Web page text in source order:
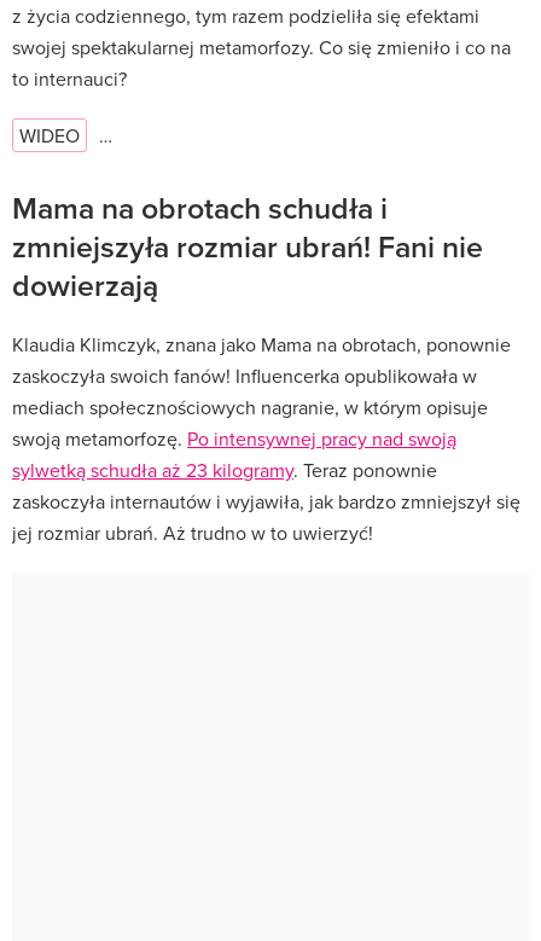
z życia codziennego, tym razem podzieliła się efektami
swojej spektakularnej metamorfozy. Co się zmieniło i co na
to internauci?
WIDEO …
Mama na obrotach schudła i
zmniejszyła rozmiar ubrań! Fani nie
dowierzają
Klaudia Klimczyk, znana jako Mama na obrotach, ponownie
zaskoczyła swoich fanów! Influencerka opublikowała w
mediach społecznościowych nagranie, w którym opisuje
swoją metamorfozę. Po intensywnej pracy nad swoją
sylwetką schudła aż 23 kilogramy. Teraz ponownie
zaskoczyła internautów i wyjawiła, jak bardzo zmniejszył się
jej rozmiar ubrań. Aż trudno w to uwierzyć!